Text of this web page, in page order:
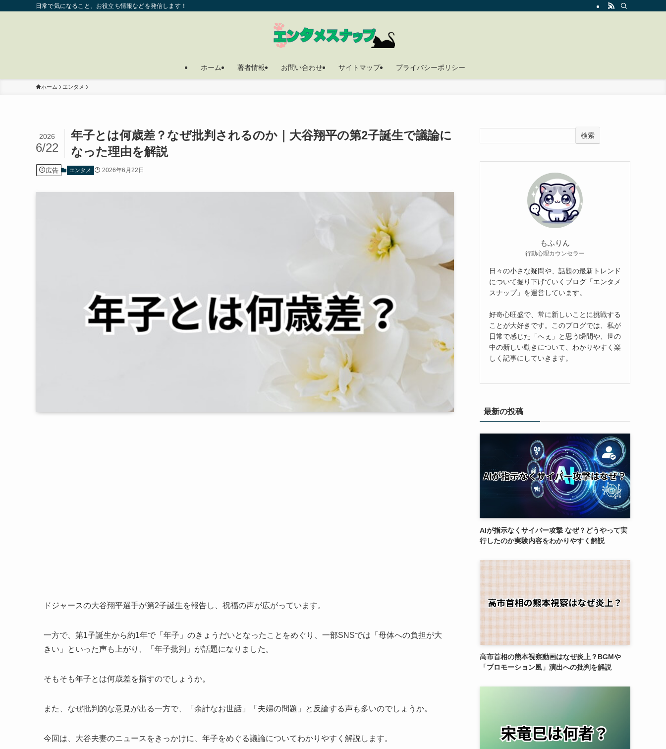
日常で気になること、お役立ち情報などを発信します！
ホーム 著者情報 お問い合わせ サイトマップ プライバシーポリシー
ホーム エンタメ
年子とは何歳差？なぜ批判されるのか｜大谷翔平の第2子誕生で議論に
なった理由を解説
2026
6/22
広告 エンタメ 2026年6月22日
ドジャースの大谷翔平選手が第2子誕生を報告し、祝福の声が広がっています。
一方で、第1子誕生から約1年で「年子」のきょうだいとなったことをめぐり、一部SNSでは「母体への負担が大
きい」といった声も上がり、「年子批判」が話題になりました。
そもそも年子とは何歳差を指すのでしょうか。
また、なぜ批判的な意見が出る一方で、「余計なお世話」「夫婦の問題」と反論する声も多いのでしょうか。
今回は、大谷夫妻のニュースをきっかけに、年子をめぐる議論についてわかりやすく解説します。
検索
もふりん
行動心理カウンセラー
日々の小さな疑問や、話題の最新トレンド
について掘り下げていくブログ「エンタメ
スナップ」を運営しています。
好奇心旺盛で、常に新しいことに挑戦する
ことが大好きです。このブログでは、私が
日常で感じた「へぇ」と思う瞬間や、世の
中の新しい動きについて、わかりやすく楽
しく記事にしていきます。
最新の投稿
AIが指示なくサイバー攻撃 なぜ？どうやって実
行したのか実験内容をわかりやすく解説
高市首相の熊本視察動画はなぜ炎上？BGMや
「プロモーション風」演出への批判を解説